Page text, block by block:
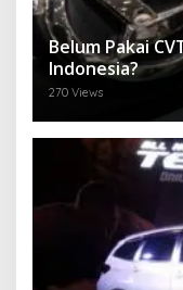
Belum Pakai
Indonesia?
270 Views